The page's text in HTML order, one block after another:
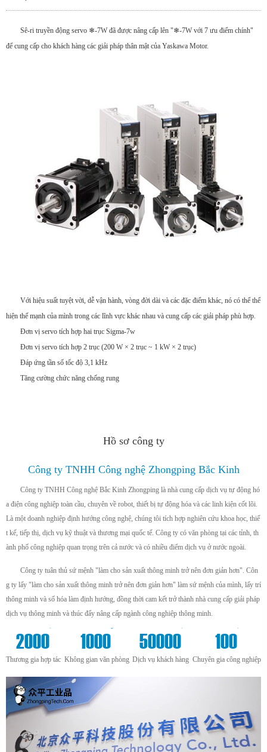
Sê-ri truyền động servo ❄-7W đã được nâng cấp lên "❄-7W với 7 ưu điểm chính"
để cung cấp cho khách hàng các giải pháp thân mật của Yaskawa Motor.
Với hiệu suất tuyệt vời, dễ vận hành, vòng đời dài và các đặc điểm khác, nó có thể thể
hiện thế mạnh của mình trong các lĩnh vực khác nhau và cung cấp các giải pháp phù hợp.
Đơn vị servo tích hợp hai trục Sigma-7w
Đơn vị servo tích hợp 2 trục (200 W × 2 trục ~ 1 kW × 2 trục)
Đáp ứng tần số tốc độ 3,1 kHz
Tăng cường chức năng chống rung
Hồ sơ công ty
Công ty TNHH Công nghệ Zhongping Bắc Kinh
Công ty TNHH Công nghệ Bắc Kinh Zhongping là nhà cung cấp dịch vụ tự động hó
a điện công nghiệp toàn cầu, chuyên về robot, thiết bị tự động hóa và các linh kiện cốt lõi.
Là một doanh nghiệp định hướng công nghệ, chúng tôi tích hợp nghiên cứu khoa học, thiế
t kế, tiếp thị, dịch vụ kỹ thuật và thương mại quốc tế. Công ty có văn phòng tại các tỉnh, th
ành phố công nghiệp quan trọng trên cả nước và có nhiều điểm dịch vụ ở nước ngoài.
Công ty tuân thủ sứ mệnh "làm cho sản xuất thông minh trở nên đơn giản hơn". Côn
g ty lấy "làm cho sản xuất thông minh trở nên đơn giản hơn" làm sứ mệnh của mình, lấy trí
thông minh và số hóa làm định hướng, đồng thời cam kết trở thành nhà cung cấp giải pháp
dịch vụ thông minh và thúc đẩy nâng cấp ngành công nghiệp thông minh.
2000
+
Thương gia hợp tác
1000
m²
Không gian văn phòng
50000
+
Dịch vụ khách hàng
100
+
Chuyên gia công nghiệp